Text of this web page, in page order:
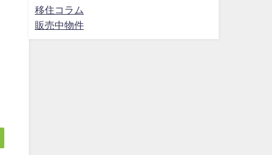
移住コラム
販売中物件